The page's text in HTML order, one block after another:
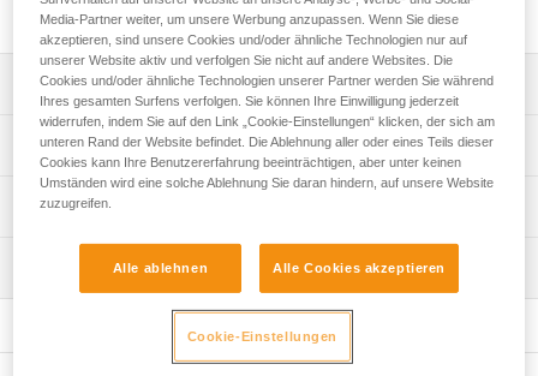
verfügbar: 2, 3 und 5 Meter.
Leistungsverzeichnis
Leicht und einfach zu handhaben:
- ermöglicht die schnelle Installation einer auf eine Länge
von über zwei Metern einstellbaren Anschlageinrichtung,
- Die ergonomische Form der ADJUST-Einstellvorrichtung
- Das Einhängen wird durch das Zubehör STUART,
Technische Spezifikationen
Material: Aluminium, Polyamid, Polyester, hochfestes
Zugrundeliegende Spezifikationen
Referenz : L044BA01
Technische Informationen
Gebrauchsanleitung
Das PDF herunterladen technical-notice-PROGRESS-
ADJUST-I-1
Konformitätserklärung
Ablauf der PSA-Prüfung
Das PDF herunterladen verif-EPI-PROGRESS-ADJUST-
Media-Partner weiter, um unsere Werbung anzupassen. Wenn Sie diese
akzeptieren, sind unsere Cookies und/oder ähnliche Technologien nur auf
unserer Website aktiv und verfolgen Sie nicht auf andere Websites. Die
Cookies und/oder ähnliche Technologien unserer Partner werden Sie während
Ihres gesamten Surfens verfolgen. Sie können Ihre Einwilligung jederzeit
widerrufen, indem Sie auf den Link „Cookie-Einstellungen“ klicken, der sich am
unteren Rand der Website befindet. Die Ablehnung aller oder eines Teils dieser
Cookies kann Ihre Benutzererfahrung beeinträchtigen, aber unter keinen
Umständen wird eine solche Ablehnung Sie daran hindern, auf unsere Website
zuzugreifen.
Alle ablehnen Alle Cookies akzeptieren
Cookie-Einstellungen